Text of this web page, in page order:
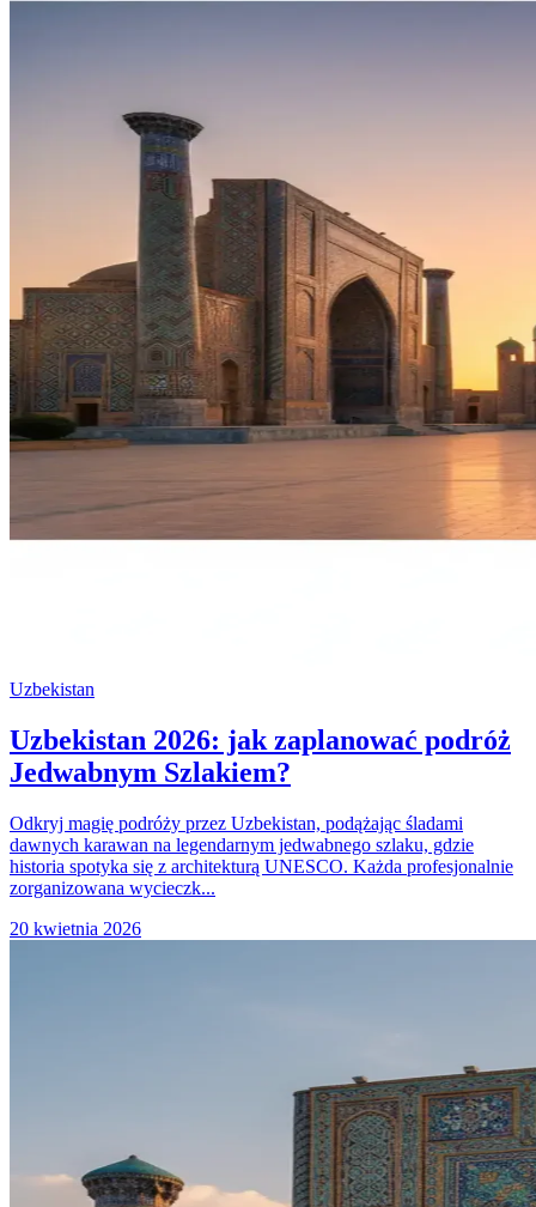
Uzbekistan
Uzbekistan 2026: jak zaplanować podróż
Jedwabnym Szlakiem?
Odkryj magię podróży przez Uzbekistan, podążając śladami
dawnych karawan na legendarnym jedwabnego szlaku, gdzie
historia spotyka się z architekturą UNESCO. Każda profesjonalnie
zorganizowana wycieczk...
20 kwietnia 2026